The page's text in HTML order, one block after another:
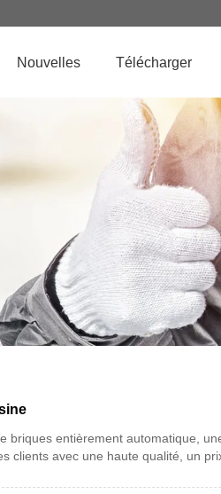
Nouvelles Télécharger
entièrement automatique,
clients avec une haute qualité, un